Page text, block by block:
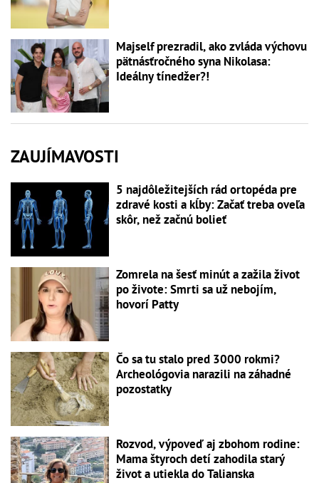
Majself prezradil, ako zvláda výchovu
pätnásťročného syna Nikolasa:
Ideálny tínedžer?!
ZAUJÍMAVOSTI
5 najdôležitejších rád ortopéda pre
zdravé kosti a kĺby: Začať treba oveľa
skôr, než začnú bolieť
Zomrela na šesť minút a zažila život
po živote: Smrti sa už nebojím,
hovorí Patty
Čo sa tu stalo pred 3000 rokmi?
Archeológovia narazili na záhadné
pozostatky
Rozvod, výpoveď aj zbohom rodine:
Mama štyroch detí zahodila starý
život a utiekla do Talianska